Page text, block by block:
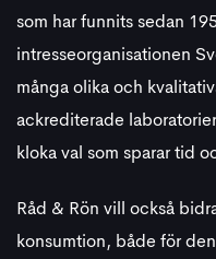
som har funnits sedan
intresseorganisationen
många olika och
ackrediterade
kloka val som sparar tid
Råd & Rön vill också
konsumtion, både för